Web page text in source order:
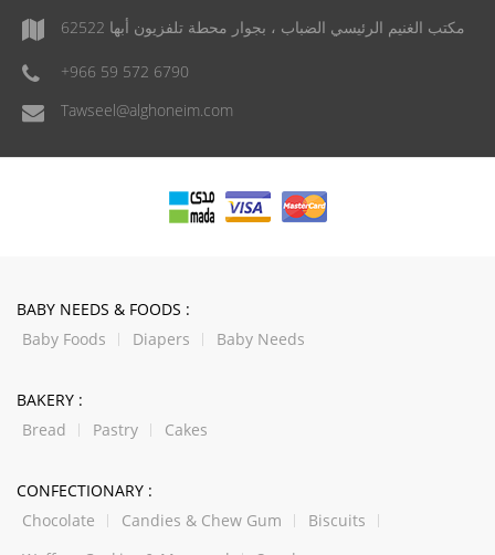
مكتب الغنيم الرئيسي الضباب ، بجوار محطة تلفزيون أبها 62522
+966 59 572 6790
Tawseel@alghoneim.com
BABY NEEDS & FOODS :
Baby Foods
Diapers Baby Needs
BAKERY :
Bread
Pastry Cakes
CONFECTIONARY :
Chocolate
Candies & Chew Gum
Biscuits